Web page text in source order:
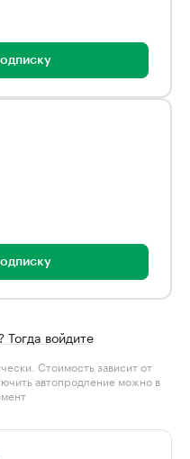
Тогда войдите
Стоимость зависит от
автопродление можно в